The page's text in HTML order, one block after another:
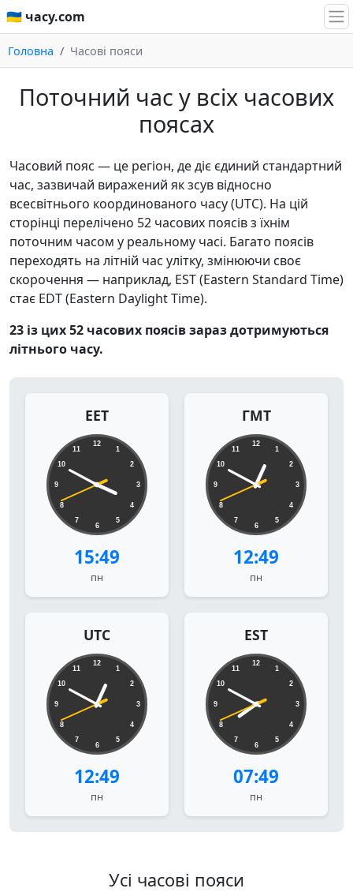
🇺🇦 часу.com
Головна Часові пояси
Поточний час у всіх часових
поясах
Часовий пояс — це регіон, де діє єдиний стандартний
час, зазвичай виражений як зсув відносно
всесвітнього координованого часу (UTC). На цій
сторінці перелічено 52 часових поясів з їхнім
поточним часом у реальному часі. Багато поясів
переходять на літній час улітку, змінюючи своє
скорочення — наприклад, EST (Eastern Standard Time)
стає EDT (Eastern Daylight Time).
23 із цих 52 часових поясів зараз дотримуються
літнього часу.
EET
12
1
2
3
4
5
6
7
8
9
10
11
15:49
пн
ГМТ
12
1
2
3
4
5
6
7
8
9
10
11
12:49
пн
UTC
12
1
2
3
4
5
6
7
8
9
10
11
12:49
пн
EST
12
1
2
3
4
5
6
7
8
9
10
11
07:49
пн
Усі часові пояси